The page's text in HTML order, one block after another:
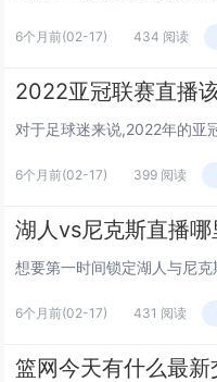
6个月前(02-17) 434 阅读
6个月前(02-17) 399 阅读
6个月前(02-17) 431 阅读